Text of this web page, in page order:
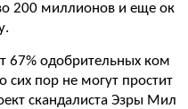
200 миллионов и еще ок
67% одобрительных ком
сих пор не могут простит
скандалиста Эзры Мил